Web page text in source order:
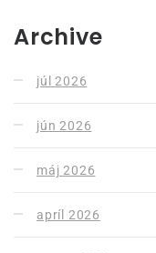
Archive
júl 2026
jún 2026
máj 2026
apríl 2026